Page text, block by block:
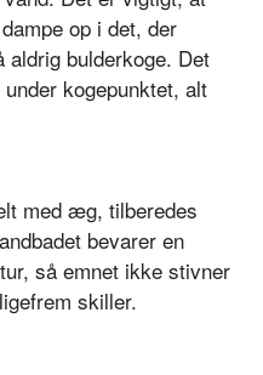
op i det, der
aldrig bulderkoge. Det
kogepunktet, alt
med æg, tilberedes
bevarer en
så emnet ikke stivner
skiller.